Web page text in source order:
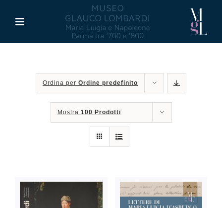
contenuto
Toggle
Maria Luigia d’Asburgo
Attività
Ordina per Ordine predefinito
Mostra 100 Prodotti